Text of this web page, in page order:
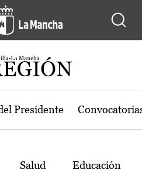
de Castilla-La
Presidente
Salud Educación